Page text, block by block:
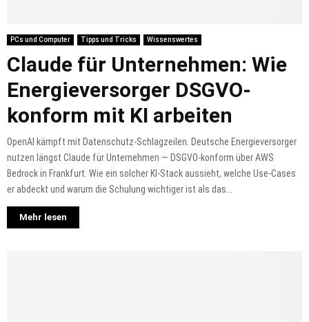
PCs und Computer Tipps und Tricks Wissenswertes
Claude für Unternehmen: Wie
Energieversorger DSGVO-
konform mit KI arbeiten
OpenAI kämpft mit Datenschutz-Schlagzeilen. Deutsche Energieversorger
nutzen längst Claude für Unternehmen — DSGVO-konform über AWS
Bedrock in Frankfurt. Wie ein solcher KI-Stack aussieht, welche Use-Cases
er abdeckt und warum die Schulung wichtiger ist als das...
Mehr lesen